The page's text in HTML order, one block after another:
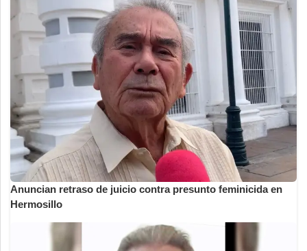
Anuncian retraso de juicio contra presunto feminicida en
Hermosillo